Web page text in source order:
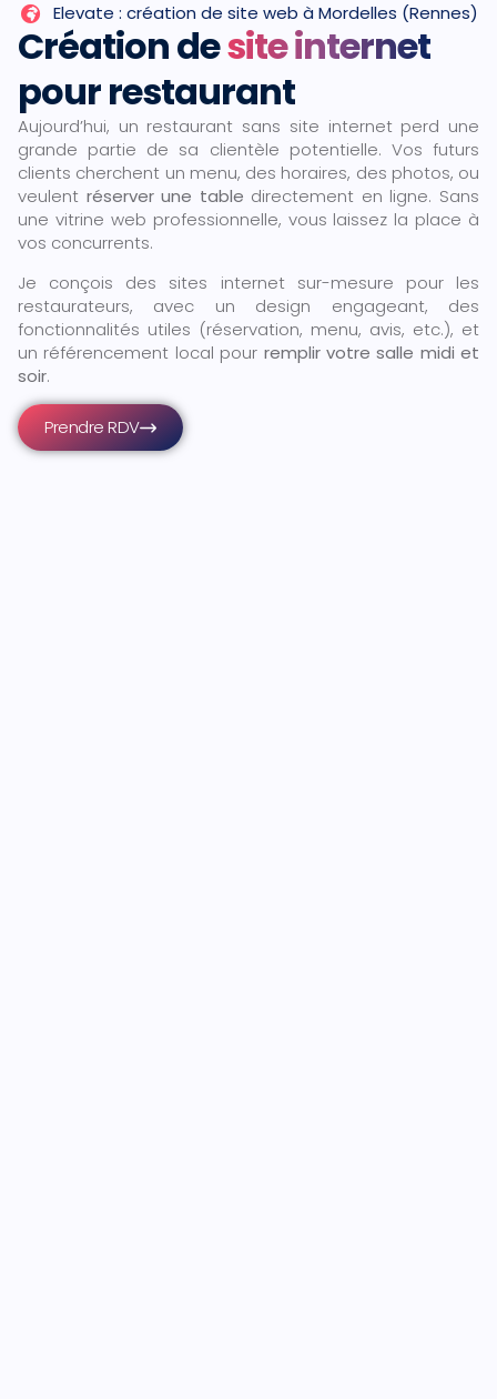
Elevate : création de site web à Mordelles (Rennes)
Création desite internet
pour restaurant
Aujourd’hui, un restaurant sans site internet perd une
grande partie de sa clientèle potentielle. Vos futurs
clients cherchent un menu, des horaires, des photos, ou
veulent réserver une table directement en ligne. Sans
une vitrine web professionnelle, vous laissez la place à
vos concurrents.
Je conçois des sites internet sur-mesure pour les
restaurateurs, avec un design engageant, des
fonctionnalités utiles (réservation, menu, avis, etc.), et
un référencement local pour remplir votre salle midi et
soir.
Prendre RDV